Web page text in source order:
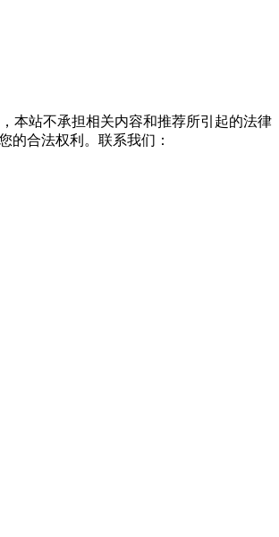
本站不承担相关内容和推荐所引起的法律
的合法权利。联系我们：